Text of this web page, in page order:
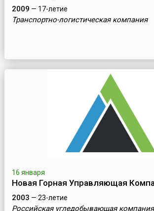
2009 — 17-летие
Транспортно-логистическая компания
16 января
Новая Горная Управляющая
2003 — 23-летие
Российская угледобывающая компания